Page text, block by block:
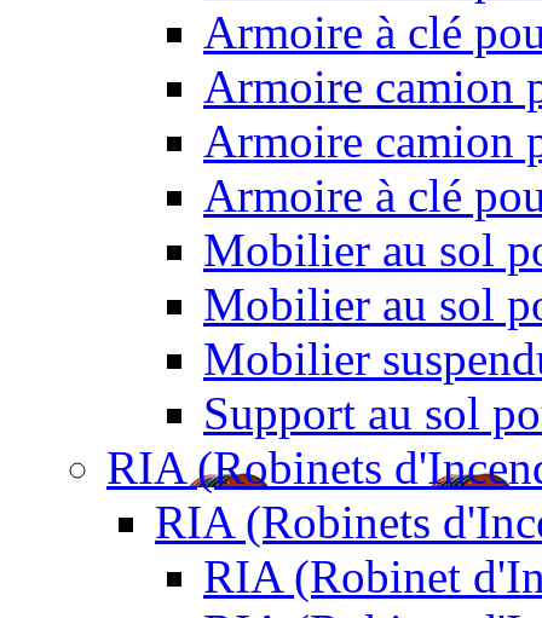
Armoire à clé
Armoire camion
Armoire camion
Armoire à clé
Mobilier au sol
Mobilier au sol
Mobilier
Support au sol
RIA (Robinets
RIA (Robinets
RIA (Robinet